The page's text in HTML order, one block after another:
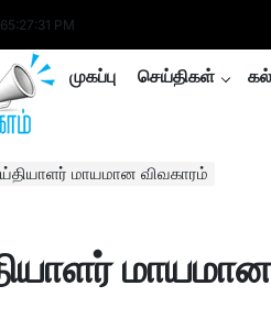
5:27:31 PM
முகப்பு செய்திகள்
மாயமான விவகாரம்